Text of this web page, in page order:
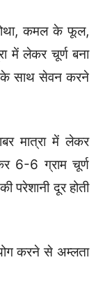
कमल के फूल,
में लेकर चूर्ण बना
साथ सेवन करने
मात्रा में लेकर
6-6 ग्राम चूर्ण
परेशानी दूर होती
करने से अम्लता